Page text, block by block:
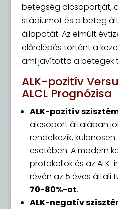
betegség alcsoportját,
stádiumot és a beteg
állapotát. Az elmúlt
előrelépés történt a
ami javította a betegek
ALK-pozitív
ALCL Prognózisa
ALK-pozitív
alcsoport általában
rendelkezik,
esetében. A modern
protokollok és az
révén az 5 éves általi
70-80%-ot.
ALK-negatív